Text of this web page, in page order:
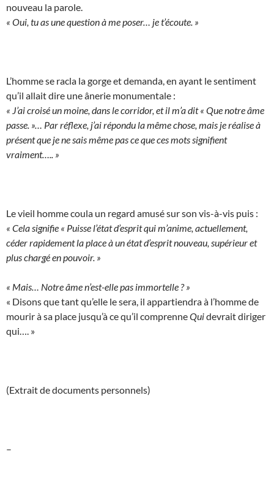
nouveau la parole.
« Oui, tu as une question à me poser… je t’écoute. »
L’homme se racla la gorge et demanda, en ayant le sentiment
qu’il allait dire une ânerie monumentale :
« J’ai croisé un moine, dans le corridor, et il m’a dit « Que notre âme
passe. »… Par réflexe, j’ai répondu la même chose, mais je réalise à
présent que je ne sais même pas ce que ces mots signifient
vraiment….. »
Le vieil homme coula un regard amusé sur son vis-à-vis puis :
« Cela signifie « Puisse l’état d’esprit qui m’anime, actuellement,
céder rapidement la place à un état d’esprit nouveau, supérieur et
plus chargé en pouvoir. »
« Mais… Notre âme n’est-elle pas immortelle ? »
« Disons que tant qu’elle le sera, il appartiendra à l’homme de
mourir à sa place jusqu’à ce qu’il comprenneQuidevrait diriger
qui…. »
(Extrait de documents personnels)
–